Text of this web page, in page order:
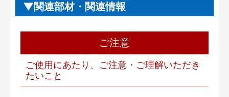
関連部材・関連情報
ご注意
ご使用にあたり、ご注意・ご理解いただき
たいこと